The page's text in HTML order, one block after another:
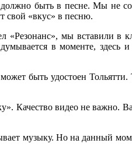
быть в песне. Мы не
свой «вкус» в песню.
«Резонанс», мы вставили в
в моменте, здесь
быть удостоен
Качество видео не важно.
музыку. Но на данный